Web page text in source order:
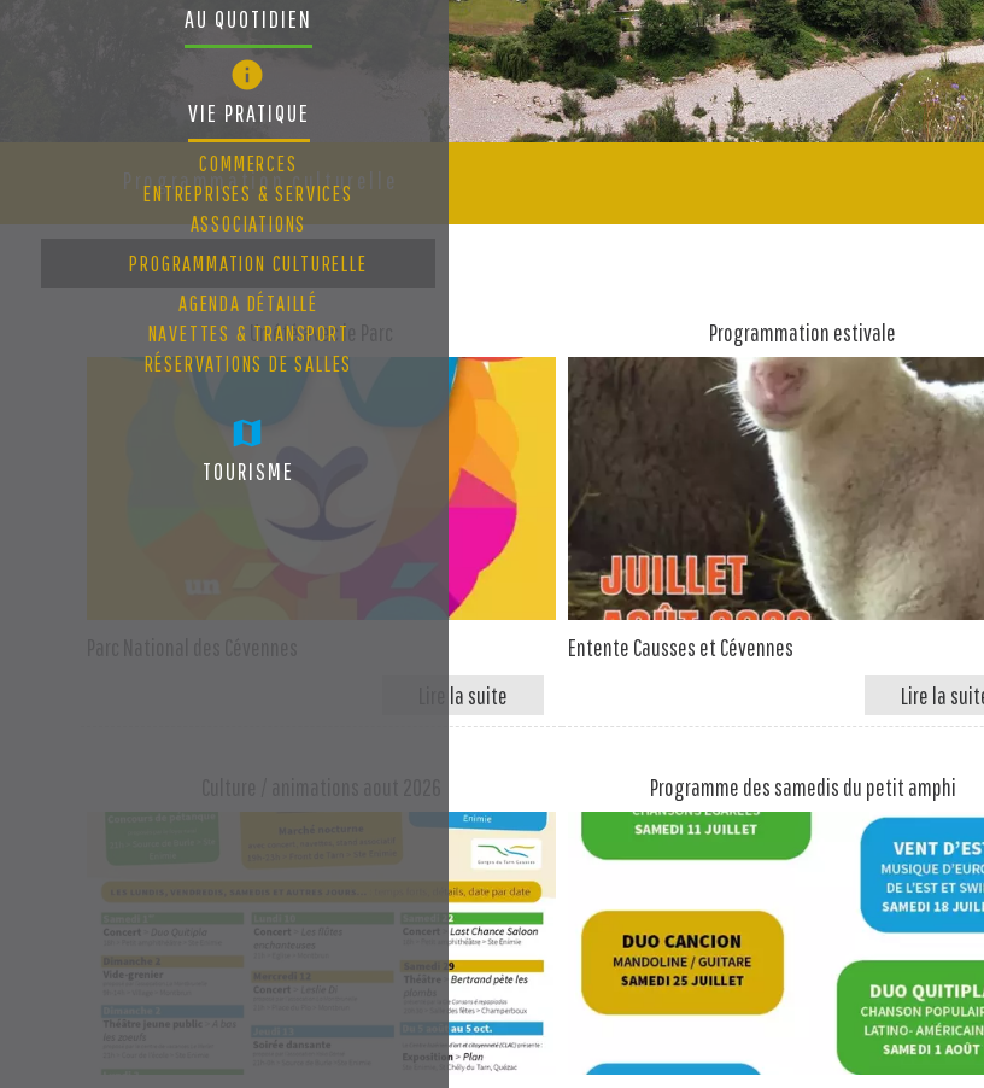
AU QUOTIDIEN
VIE PRATIQUE
COMMERCES
ENTREPRISES & SERVICES
ASSOCIATIONS
PROGRAMMATION CULTURELLE
AGENDA DÉTAILLÉ
NAVETTES & TRANSPORT
RÉSERVATIONS DE SALLES
TOURISME
Programmation culturelle
Un été avec le Parc Programmation estivale
Entente Causses et Cévennes
Programme des samedis du petit amphi